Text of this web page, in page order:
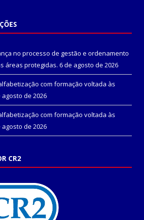
no processo de gestão e ordenamento
áreas protegidas. 6 de agosto de 2026
com formação voltada às
agosto de 2026
com formação voltada às
agosto de 2026
CR2